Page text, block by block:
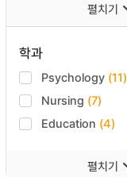
펼치기
학과
Psychology (11)
Nursing (7)
Education (4)
펼치기